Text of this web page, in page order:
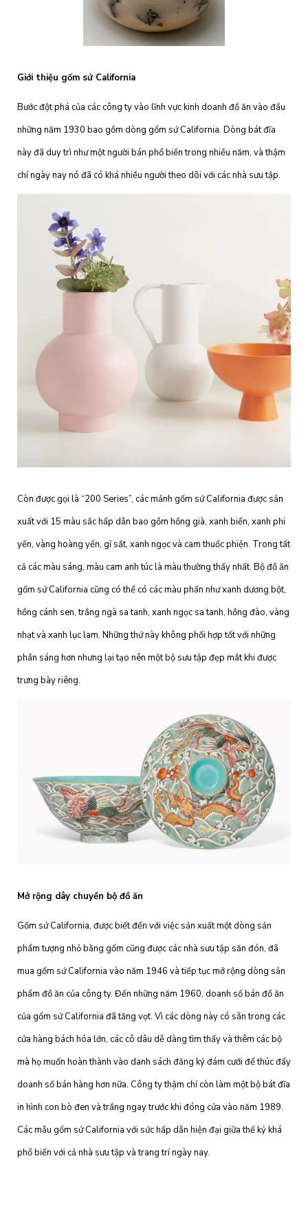
Giới thiệu gốm sứ California
Bước đột phá của các công ty vào lĩnh vực kinh doanh đồ ăn vào đầu
những năm 1930 bao gồm dòng gốm sứ California. Dòng bát đĩa
này đã duy trì như một người bán phổ biến trong nhiều năm, và thậm
chí ngày nay nó đã có khá nhiều người theo dõi với các nhà sưu tập.
Còn được gọi là “200 Series”, các mảnh gốm sứ California được sản
xuất với 15 màu sắc hấp dẫn bao gồm hồng già, xanh biển, xanh phi
yến, vàng hoàng yến, gỉ sắt, xanh ngọc và cam thuốc phiện. Trong tất
cả các màu sáng, màu cam anh túc là màu thường thấy nhất. Bộ đồ ăn
gốm sứ California cũng có thể có các màu phấn như xanh dương bột,
hồng cánh sen, trắng ngà sa tanh, xanh ngọc sa tanh, hồng đào, vàng
nhạt và xanh lục lam. Những thứ này không phối hợp tốt với những
phần sáng hơn nhưng lại tạo nên một bộ sưu tập đẹp mắt khi được
trưng bày riêng.
Mở rộng dây chuyền bộ đồ ăn
Gốm sứ California, được biết đến với việc sản xuất một dòng sản
phẩm tượng nhỏ bằng gốm cũng được các nhà sưu tập săn đón, đã
mua gốm sứ California vào năm 1946 và tiếp tục mở rộng dòng sản
phẩm đồ ăn của công ty. Đến những năm 1960, doanh số bán đồ ăn
của gốm sứ California đã tăng vọt. Vì các dòng này có sẵn trong các
cửa hàng bách hóa lớn, các cô dâu dễ dàng tìm thấy và thêm các bộ
mà họ muốn hoàn thành vào danh sách đăng ký đám cưới để thúc đẩy
doanh số bán hàng hơn nữa. Công ty thậm chí còn làm một bộ bát đĩa
in hình con bò đen và trắng ngay trước khi đóng cửa vào năm 1989.
Các mẫu gốm sứ California với sức hấp dẫn hiện đại giữa thế kỷ khá
phổ biến với cả nhà sưu tập và trang trí ngày nay.